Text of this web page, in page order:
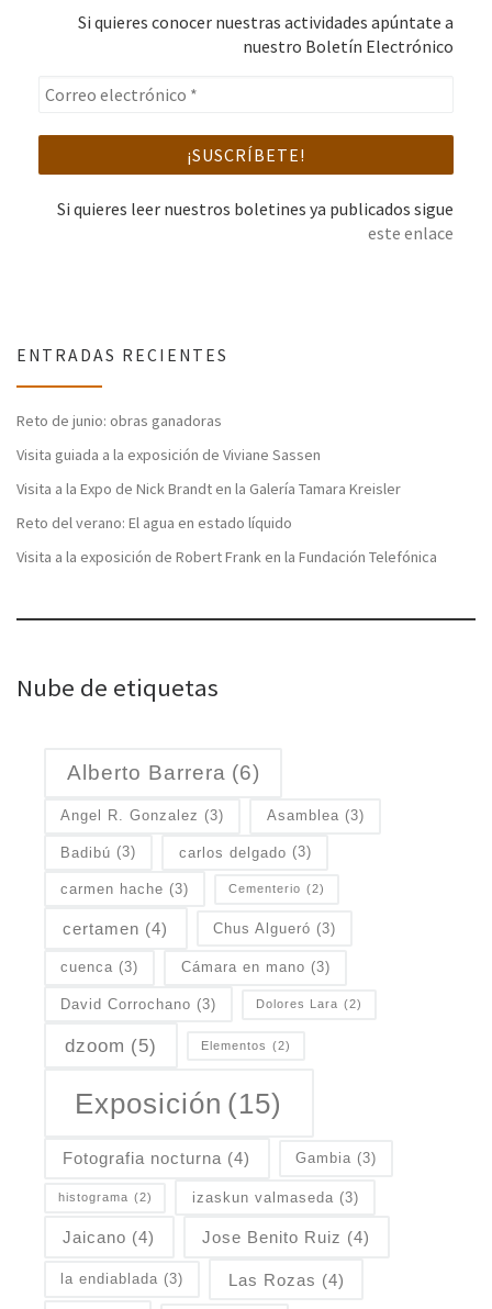
Si quieres conocer nuestras actividades apúntate a
nuestro Boletín Electrónico
Si quieres leer nuestros boletines ya publicados sigue
este enlace
ENTRADAS RECIENTES
Reto de junio: obras ganadoras
Visita guiada a la exposición de Viviane Sassen
Visita a la Expo de Nick Brandt en la Galería Tamara Kreisler
Reto del verano: El agua en estado líquido
Visita a la exposición de Robert Frank en la Fundación Telefónica
Nube de etiquetas
Alberto Barrera (6)
Angel R. Gonzalez (3) Asamblea (3)
Badibú (3) carlos delgado (3)
carmen hache (3) Cementerio (2)
certamen (4) Chus Algueró (3)
cuenca (3) Cámara en mano (3)
David Corrochano (3) Dolores Lara (2)
dzoom (5) Elementos (2)
Exposición (15)
Fotografia nocturna (4) Gambia (3)
histograma (2) izaskun valmaseda (3)
Jaicano (4) Jose Benito Ruiz (4)
la endiablada (3) Las Rozas (4)